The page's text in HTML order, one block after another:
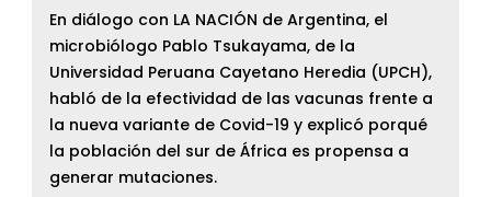
En diálogo con LA NACIÓN de Argentina, el
microbiólogo Pablo Tsukayama, de la
Universidad Peruana Cayetano Heredia (UPCH),
habló de la efectividad de las vacunas frente a
la nueva variante de Covid-19 y explicó porqué
la población del sur de África es propensa a
generar mutaciones.